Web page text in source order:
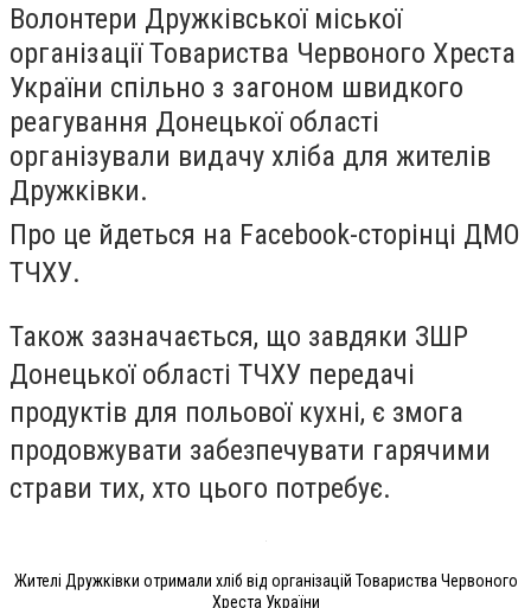
Волонтери Дружківської міської
організації Товариства Червоного Хреста
України спільно з загоном швидкого
реагування Донецької області
організували видачу хліба для жителів
Дружківки.
Про це йдеться на Facebook-сторінці ДМО
ТЧХУ.
Також зазначається, що завдяки ЗШР
Донецької області ТЧХУ передачі
продуктів для польової кухні, є змога
продовжувати забезпечувати гарячими
страви тих, хто цього потребує.
Жителі Дружківки отримали хліб від організацій Товариства Червоного
Хреста України